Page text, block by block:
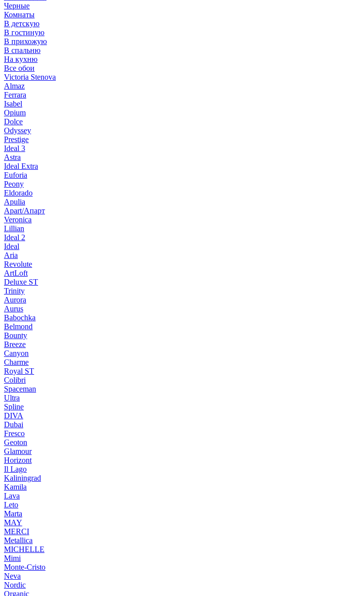
Черные
Комнаты
В детскую
В гостиную
В прихожую
В спальню
На кухню
Все обои
Victoria Stenova
Almaz
Ferrara
Isabel
Opium
Dolce
Odyssey
Prestige
Ideal 3
Astra
Ideal Extra
Euforia
Peony
Eldorado
Apulia
Apart/Апарт
Veronica
Lillian
Ideal 2
Ideal
Aria
Revolute
ArtLoft
Deluxe ST
Trinity
Aurora
Aurus
Babochka
Belmond
Bounty
Breeze
Canуon
Charme
Royal ST
Colibri
Spaceman
Ultra
Spline
DIVA
Dubai
Fresco
Geoton
Glamour
Horizont
Il Lago
Kaliningrad
Kamila
Lava
Leto
Marta
MAY
MERCI
Metallica
MICHELLE
Mimi
Monte-Cristo
Neva
Nordic
Organic